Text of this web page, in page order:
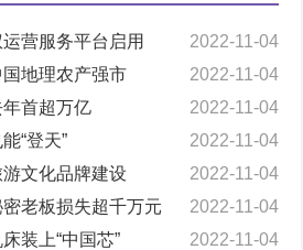
营服务平台启用
2022-11-04
国地理农产强市
2022-11-04
年首超万亿
2022-11-04
“登天”
2022-11-04
游文化品牌建设
2022-11-04
密老板损失超千万元
2022-11-04
装上“中国芯”
2022-11-04